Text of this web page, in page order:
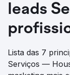
leads
Lista das 7
Serviços —